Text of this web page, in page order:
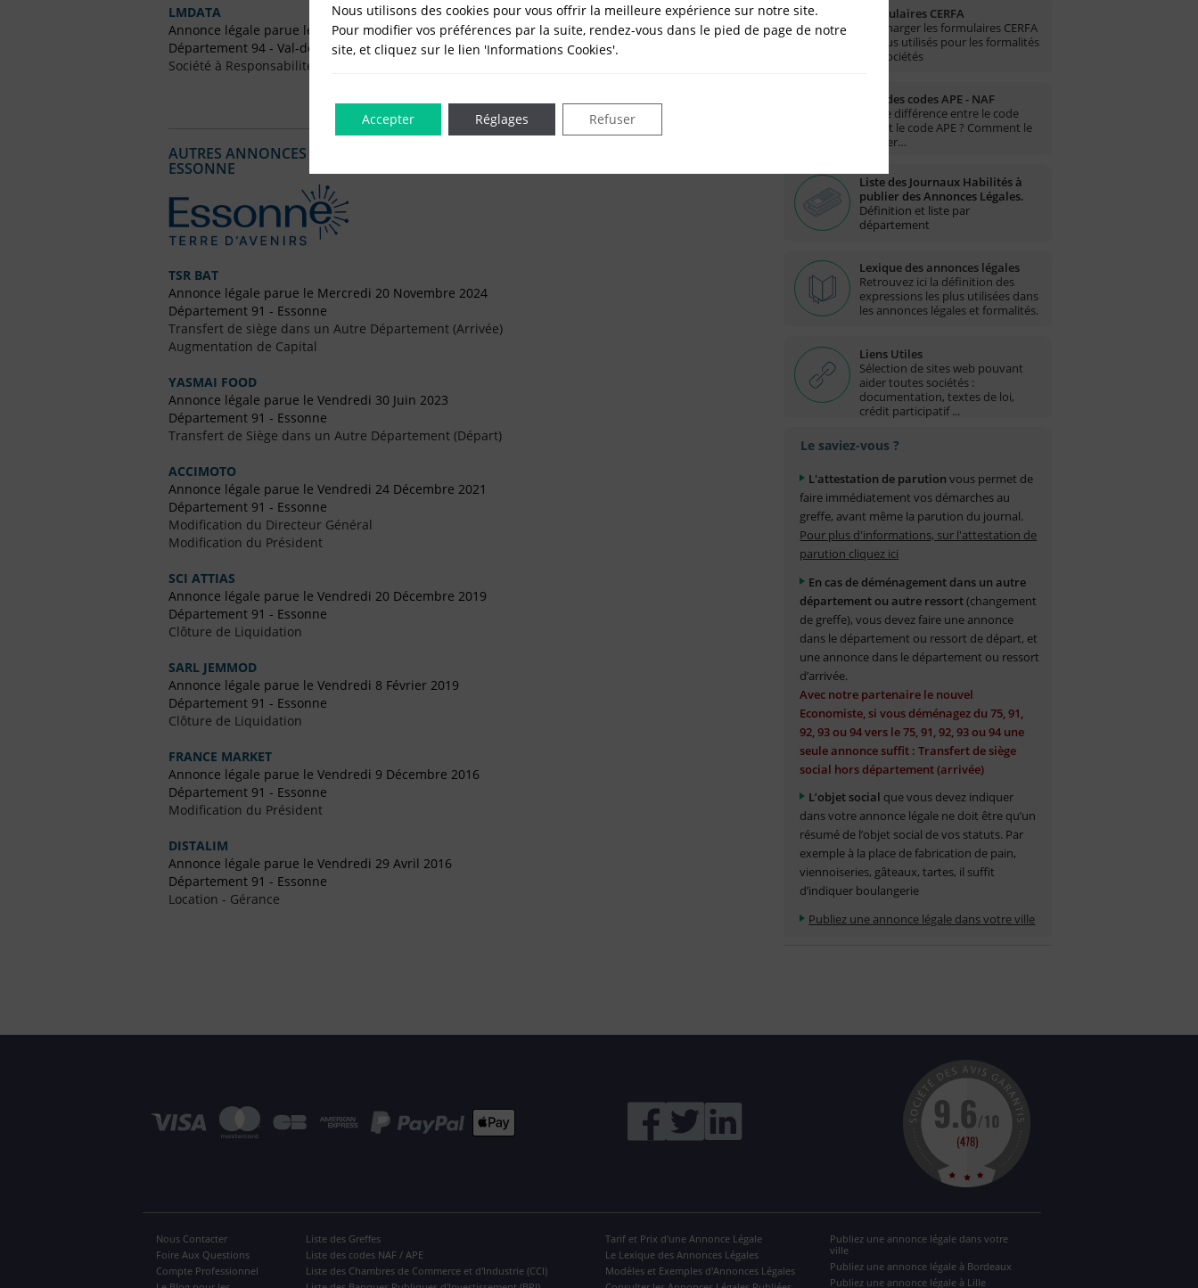
LMDATA
Annonce légale parue le Vendredi 9 Septembre 2016
Département 94 - Val-de-Marne
Société à Responsabilité Limitée (SARL)
AUTRES ANNONCES LÉGALES PUBLIÉES EN LIGNE DANS LE DÉPARTEMENT DU 91 -
ESSONNE
TSR BAT
Annonce légale parue le Mercredi 20 Novembre 2024
Département 91 - Essonne
Transfert de siège dans un Autre Département (Arrivée)
Augmentation de Capital
YASMAI FOOD
Annonce légale parue le Vendredi 30 Juin 2023
Département 91 - Essonne
Transfert de Siège dans un Autre Département (Départ)
ACCIMOTO
Annonce légale parue le Vendredi 24 Décembre 2021
Département 91 - Essonne
Modification du Directeur Général
Modification du Président
SCI ATTIAS
Annonce légale parue le Vendredi 20 Décembre 2019
Département 91 - Essonne
Clôture de Liquidation
SARL JEMMOD
Annonce légale parue le Vendredi 8 Février 2019
Département 91 - Essonne
Clôture de Liquidation
FRANCE MARKET
Annonce légale parue le Vendredi 9 Décembre 2016
Département 91 - Essonne
Modification du Président
DISTALIM
Annonce légale parue le Vendredi 29 Avril 2016
Département 91 - Essonne
Location - Gérance
Formulaires CERFA
Télécharger les formulaires CERFA
les plus utilisés pour les formalités
des sociétés
Liste des codes APE - NAF
Quelle différence entre le code
NAF et le code APE ? Comment le
trouver…
Liste des Journaux Habilités à
publier des Annonces Légales.
Définition et liste par
département
Lexique des annonces légales
Retrouvez ici la définition des
expressions les plus utilisées dans
les annonces légales et formalités.
Liens Utiles
Sélection de sites web pouvant
aider toutes sociétés :
documentation, textes de loi,
crédit participatif ...
Le saviez-vous ?
L'attestation de parution vous permet de
faire immédiatement vos démarches au
greffe, avant même la parution du journal.
Pour plus d'informations, sur l'attestation de
parution cliquez ici
En cas de déménagement dans un autre
département ou autre ressort(changement
de greffe), vous devez faire une annonce
dans le département ou ressort de départ, et
une annonce dans le département ou ressort
d’arrivée.
Avec notre partenaire le nouvel
Economiste, si vous déménagez du 75, 91,
92, 93 ou 94 vers le 75, 91, 92, 93 ou 94 une
seule annonce suffit : Transfert de siège
social hors département (arrivée)
L’objet social que vous devez indiquer
dans votre annonce légale ne doit être qu’un
résumé de l’objet social de vos statuts. Par
exemple à la place de fabrication de pain,
viennoiseries, gâteaux, tartes, il suffit
d’indiquer boulangerie
Publiez une annonce légale dans votre ville
Nous Contacter
Foire Aux Questions
Compte Professionnel
Liste des Greffes
Liste des codes NAF / APE
Liste des Chambres de Commerce et d'Industrie (CCI)
Tarif et Prix d'une Annonce Légale
Le Lexique des Annonces Légales
Modèles et Exemples d'Annonces Légales
Publiez une annonce légale dans votre
ville
Publiez une annonce légale à Bordeaux
Publiez une annonce légale à Lille
Nous utilisons des cookies pour vous offrir la meilleure expérience sur notre site.
Pour modifier vos préférences par la suite, rendez-vous dans le pied de page de notre
site, et cliquez sur le lien 'Informations Cookies'.
Accepter Refuser
Réglages